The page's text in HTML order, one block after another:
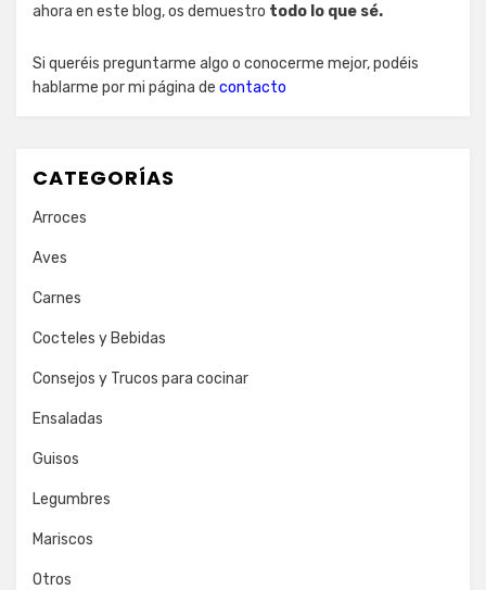
ahora en este blog, os demuestro todo lo que sé.
Si queréis preguntarme algo o conocerme mejor, podéis
hablarme por mi página de contacto
CATEGORÍAS
Arroces
Aves
Carnes
Cocteles y Bebidas
Consejos y Trucos para cocinar
Ensaladas
Guisos
Legumbres
Mariscos
Otros